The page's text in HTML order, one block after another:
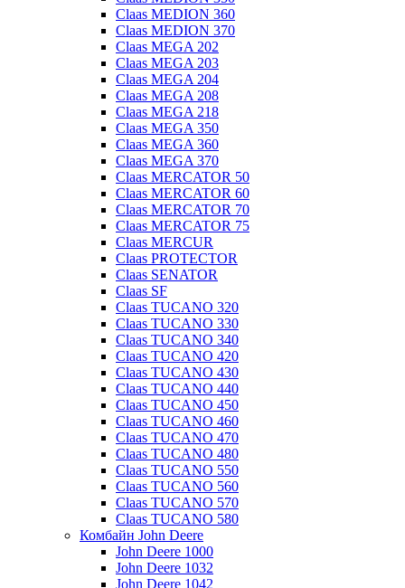
Claas MEDION 360
Claas MEDION 370
Claas MEGA 202
Claas MEGA 203
Claas MEGA 204
Claas MEGA 208
Claas MEGA 218
Claas MEGA 350
Claas MEGA 360
Claas MEGA 370
Claas MERCATOR 50
Claas MERCATOR 60
Claas MERCATOR 70
Claas MERCATOR 75
Claas MERCUR
Claas PROTECTOR
Claas SENATOR
Claas SF
Claas TUCANO 320
Claas TUCANO 330
Claas TUCANO 340
Claas TUCANO 420
Claas TUCANO 430
Claas TUCANO 440
Claas TUCANO 450
Claas TUCANO 460
Claas TUCANO 470
Claas TUCANO 480
Claas TUCANO 550
Claas TUCANO 560
Claas TUCANO 570
Claas TUCANO 580
Комбайн John Deere
John Deere 1000
John Deere 1032
John Deere 1042